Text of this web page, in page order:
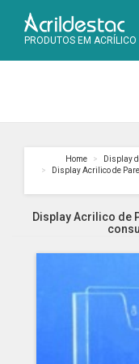
PRODUTOS EM ACRÍLICO
Home Display
Display Acrilico de
Display Acrilico de